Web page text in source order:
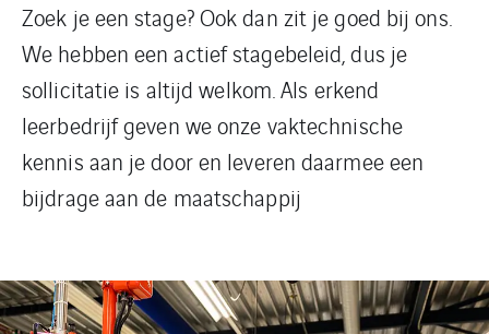
Zoek je een stage? Ook dan zit je goed bij ons.
We hebben een actief stagebeleid, dus je
sollicitatie is altijd welkom. Als erkend
leerbedrijf geven we onze vaktechnische
kennis aan je door en leveren daarmee een
bijdrage aan de maatschappij